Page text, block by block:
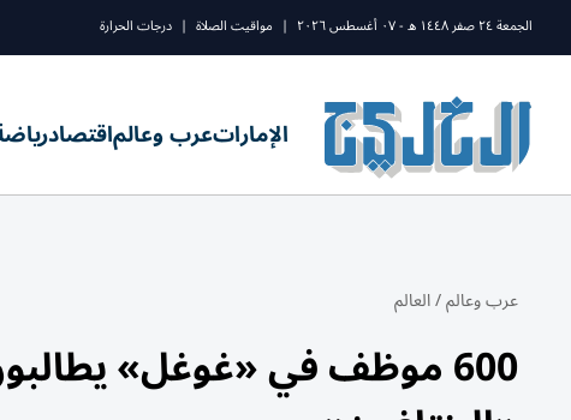
الجمعة ٢٤ صفر ١٤٤٨ ه - ٠٧ أغسطس ٢٠٢٦ | مواقيت الصلاة | درجات الحرارة
الإماراتعرب وعالماقتصاد
عرب وعالم/العالم
600 موظف في «غوغل»